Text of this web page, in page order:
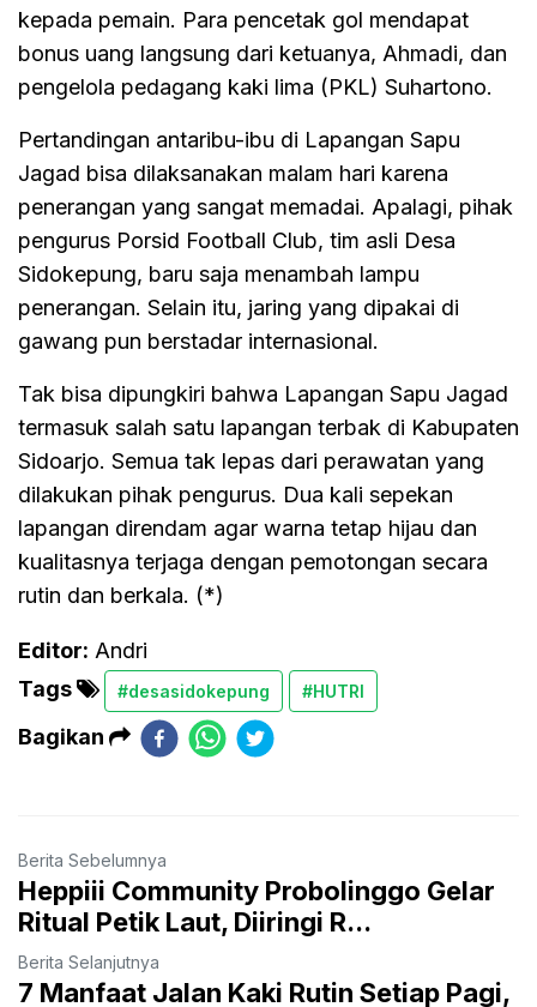
kepada pemain. Para pencetak gol mendapat
bonus uang langsung dari ketuanya, Ahmadi, dan
pengelola pedagang kaki lima (PKL) Suhartono.
Pertandingan antaribu-ibu di Lapangan Sapu
Jagad bisa dilaksanakan malam hari karena
penerangan yang sangat memadai. Apalagi, pihak
pengurus Porsid Football Club, tim asli Desa
Sidokepung, baru saja menambah lampu
penerangan. Selain itu, jaring yang dipakai di
gawang pun berstadar internasional.
Tak bisa dipungkiri bahwa Lapangan Sapu Jagad
termasuk salah satu lapangan terbak di Kabupaten
Sidoarjo. Semua tak lepas dari perawatan yang
dilakukan pihak pengurus. Dua kali sepekan
lapangan direndam agar warna tetap hijau dan
kualitasnya terjaga dengan pemotongan secara
rutin dan berkala. (*)
Editor: Andri
Tags
#desasidokepung #HUTRI
Bagikan
Berita Sebelumnya
Heppiii Community Probolinggo Gelar
Ritual Petik Laut, Diiringi R...
Berita Selanjutnya
7 Manfaat Jalan Kaki Rutin Setiap Pagi,